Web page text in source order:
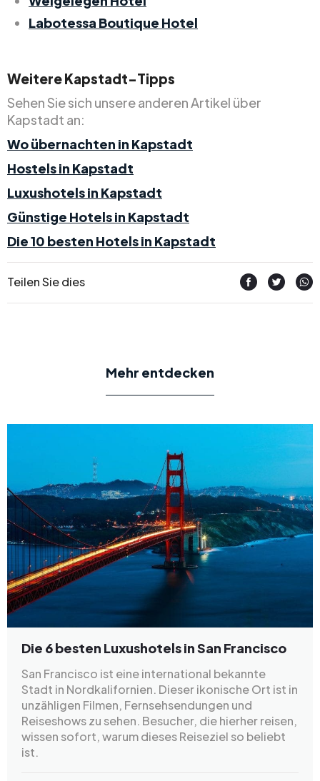
Labotessa Boutique Hotel
Weitere Kapstadt-Tipps
Sehen Sie sich unsere anderen Artikel über
Kapstadt an:
Wo übernachten in Kapstadt
Hostels in Kapstadt
Luxushotels in Kapstadt
Günstige Hotels in Kapstadt
Die 10 besten Hotels in Kapstadt
Teilen Sie dies
Mehr entdecken
Die 6 besten Luxushotels in San Francisco
San Francisco ist eine international bekannte
Stadt in Nordkalifornien. Dieser ikonische Ort ist in
unzähligen Filmen, Fernsehsendungen und
Reiseshows zu sehen. Besucher, die hierher reisen,
wissen sofort, warum dieses Reiseziel so beliebt
ist.